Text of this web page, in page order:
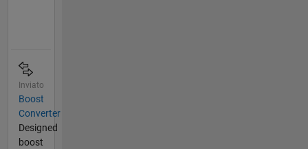
Inviato
Boost
Converter
Designed
boost